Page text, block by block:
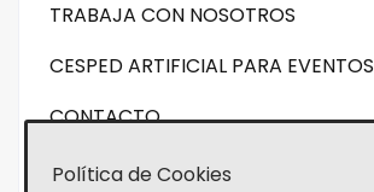
TRABAJA CON NOSOTROS
CESPED ARTIFICIAL PARA EVENTOS
CONTACTO
NOVEDADES
Política de Cookies